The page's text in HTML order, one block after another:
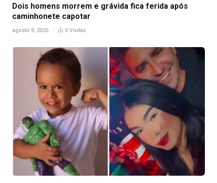
Dois homens morrem e grávida fica ferida após
caminhonete capotar
agosto 9, 2026 0 Visitas